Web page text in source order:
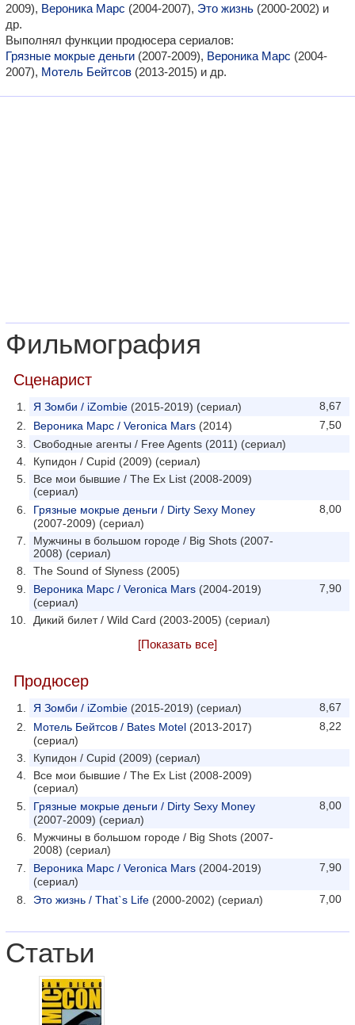
2009), Вероника Марс (2004-2007), Это жизнь (2000-2002) и
др.
Выполнял функции продюсера сериалов:
Грязные мокрые деньги (2007-2009), Вероника Марс (2004-
2007), Мотель Бейтсов (2013-2015) и др.
Фильмография
Сценарист
8,67
Я Зомби / iZombie (2015-2019) (сериал)
7,50
Вероника Марс / Veronica Mars (2014)
Свободные агенты / Free Agents (2011) (сериал)
Купидон / Cupid (2009) (сериал)
Все мои бывшие / The Ex List (2008-2009)
(сериал)
8,00
Грязные мокрые деньги / Dirty Sexy Money
(2007-2009) (сериал)
Мужчины в большом городе / Big Shots (2007-
2008) (сериал)
The Sound of Slyness (2005)
7,90
Вероника Марс / Veronica Mars (2004-2019)
(сериал)
Дикий билет / Wild Card (2003-2005) (сериал)
[Показать все]
Продюсер
8,67
Я Зомби / iZombie (2015-2019) (сериал)
8,22
Мотель Бейтсов / Bates Motel (2013-2017)
(сериал)
Купидон / Cupid (2009) (сериал)
Все мои бывшие / The Ex List (2008-2009)
(сериал)
8,00
Грязные мокрые деньги / Dirty Sexy Money
(2007-2009) (сериал)
Мужчины в большом городе / Big Shots (2007-
2008) (сериал)
7,90
Вероника Марс / Veronica Mars (2004-2019)
(сериал)
7,00
Это жизнь / That`s Life (2000-2002) (сериал)
Статьи